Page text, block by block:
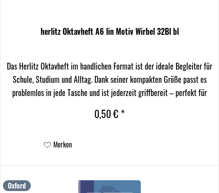
herlitz Oktavheft A6 lin Motiv Wirbel 32Bl bl
Das Herlitz Oktavheft im handlichen Format ist der ideale Begleiter für
Schule, Studium und Alltag. Dank seiner kompakten Größe passt es
problemlos in jede Tasche und ist jederzeit griffbereit – perfekt für
0,50 € *
Merken
Oxford